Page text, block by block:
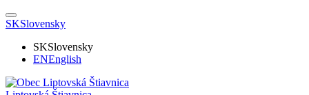
SKSlovensky
SKSlovensky
ENEnglish